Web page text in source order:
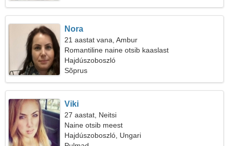
Nora
21 aastat vana, Ambur
Romantiline naine otsib kaaslast
Hajdúszoboszló
Sõprus
Viki
27 aastat, Neitsi
Naine otsib meest
Hajdúszoboszló, Ungari